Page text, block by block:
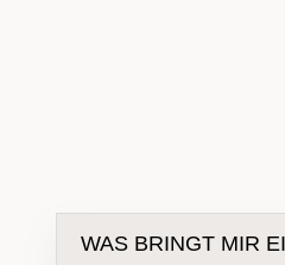
WAS BRINGT MIR